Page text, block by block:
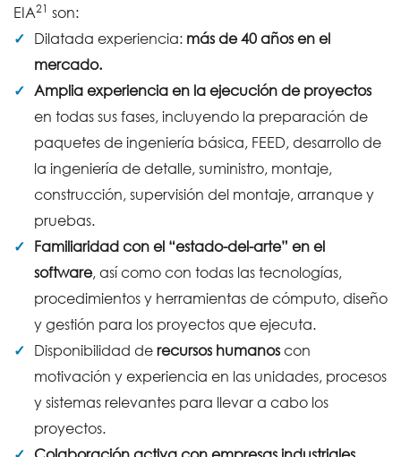
EIA21 son:
Dilatada experiencia: más de 40 años en el
mercado.
Amplia experiencia en la ejecución de proyectos
en todas sus fases, incluyendo la preparación de
paquetes de ingeniería básica, FEED, desarrollo de
la ingeniería de detalle, suministro, montaje,
construcción, supervisión del montaje, arranque y
pruebas.
Familiaridad con el “estado-del-arte” en el
software, así como con todas las tecnologías,
procedimientos y herramientas de cómputo, diseño
y gestión para los proyectos que ejecuta.
Disponibilidad de recursos humanos con
motivación y experiencia en las unidades, procesos
y sistemas relevantes para llevar a cabo los
proyectos.